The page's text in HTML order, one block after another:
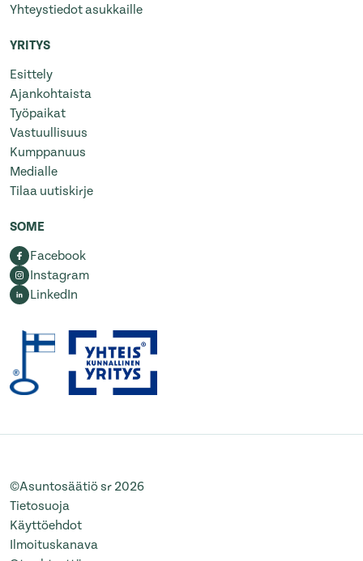
Yhteystiedot asukkaille
YRITYS
Esittely
Ajankohtaista
Työpaikat
Vastuullisuus
Kumppanuus
Medialle
Tilaa uutiskirje
SOME
Facebook
Instagram
LinkedIn
©Asuntosäätiö sr 2026
Tietosuoja
Käyttöehdot
Ilmoituskanava